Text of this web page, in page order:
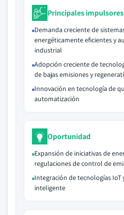
Principales
Demanda creciente de
energéticamente eficientes y
industrial
Adopción creciente de
de bajas emisiones y
Innovación en tecnología de
automatización
Oportunidad
Expansión de iniciativas de
regulaciones de control de
Integración de tecnologías IoT
inteligente